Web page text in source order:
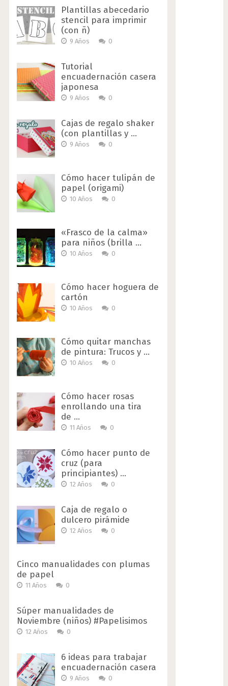
Plantillas abecedario
stencil para imprimir
(con ñ)
9 Años 0
Tutorial
encuadernación casera
japonesa
9 Años 0
Cajas de regalo shaker
(con plantillas y …
9 Años 0
Cómo hacer tulipán de
papel (origami)
10 Años 0
«Frasco de la calma»
para niños (brilla …
10 Años 0
Cómo hacer hoguera de
cartón
10 Años 0
Cómo quitar manchas
de pintura: Trucos y …
10 Años 0
Cómo hacer rosas
enrollando una tira
de …
11 Años 0
Cómo hacer punto de
cruz (para
principiantes) …
12 Años 0
Caja de regalo o
dulcero pirámide
12 Años 0
Cinco manualidades con plumas
de papel
11 Años 0
Súper manualidades de
Noviembre (niños) #Papelisimos
12 Años 0
6 ideas para trabajar
encuadernación casera
9 Años 0